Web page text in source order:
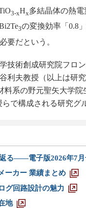
3-xHx多結晶体の熱
3の変換効率「0.8
要だという。
技術創成研究院フロ
利夫教授（以上は研
系の野元聖矢大学院
で構成される研究グ
る――電子版2026年7
ーカー 業績まとめ
グ回路設計の魅力
地